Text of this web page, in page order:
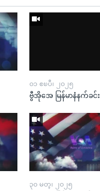
၀၁ ဧၿပီ၊ ၂၀၂၅
ဗွီအိုအေ မြန်မာနံနက်ခင်း
၃၀ မတ္၊ ၂၀၂၅